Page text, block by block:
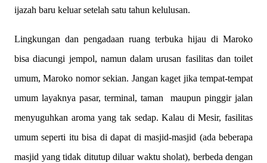
ijazah baru keluar setelah satu tahun kelulusan.
Lingkungan dan pengadaan ruang terbuka hijau di Maroko
bisa diacungi jempol, namun dalam urusan fasilitas dan toilet
umum, Maroko nomor sekian. Jangan kaget jika tempat-tempat
umum layaknya pasar, terminal, taman maupun pinggir jalan
menyuguhkan aroma yang tak sedap. Kalau di Mesir, fasilitas
umum seperti itu bisa di dapat di masjid-masjid (ada beberapa
masjid yang tidak ditutup diluar waktu sholat), berbeda dengan